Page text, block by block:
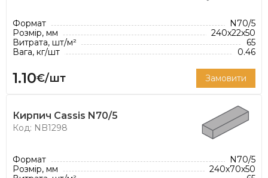
колір.
Рівномірне змішування чітко визначених
глиною дозволяє отримати чорний тон плитки.
сірого до чорного кольору смоли, з коричневими
та синіми півтонами.
відбивають колір реального продукту.
Формат
N70/5
Розмір, мм
240x22x50
Витрата, шт/м²
65
Вага, кг/шт
0.46
1.10€/шт Замовити
Кирпич Cassis N70/5
Код: NB1298
Формат
N70/5
Розмір, мм
240x70x50